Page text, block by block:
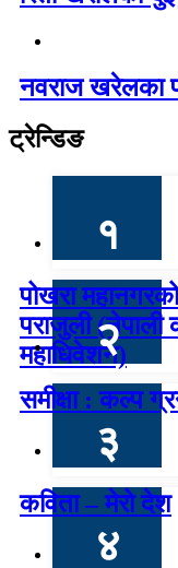
नवराज खरेलका
ट्रेन्डिङ
१
पोखरा
पराजुली
महाधिवेशन)
२
समीक्षा : कल्प
३
कविता – मेरो देश
४